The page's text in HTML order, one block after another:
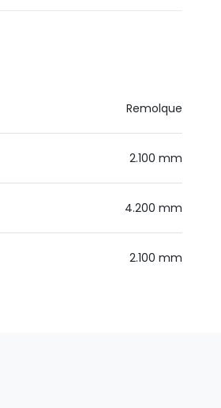
Remolque
2.100 mm
4.200 mm
2.100 mm